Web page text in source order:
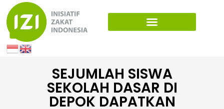
SEJUMLAH SISWA
SEKOLAH DASAR DI
DEPOK DAPATKAN